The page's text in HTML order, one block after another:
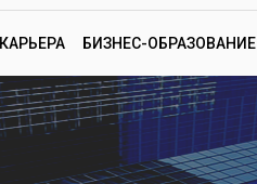
КАРЬЕРА БИЗНЕС-ОБРАЗОВАНИЕ